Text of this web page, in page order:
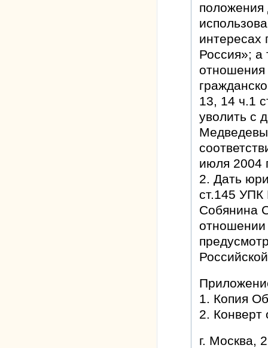
положения
интересах
Россия»; а
отношения
13, 14 ч.1
уволить с
июля 2004
2. Дать
ст.145 УПК
Собянина
отношении
1. Копия
2. Конверт
г. Москва,